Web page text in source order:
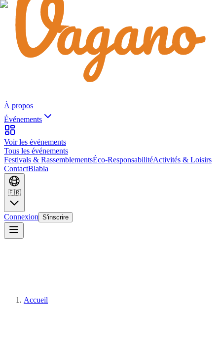
À propos
Événements
Voir les événements
Tous les événements
Festivals & RassemblementsÉco-ResponsabilitéActivités & Loisirs
ContactBlabla
🇫🇷
Connexion S'inscrire
Accueil